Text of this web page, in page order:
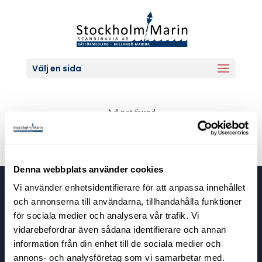
Denna webbplats använder cookies
Vi använder enhetsidentifierare för att anpassa innehållet
och annonserna till användarna, tillhandahålla funktioner
för sociala medier och analysera vår trafik. Vi
vidarebefordrar även sådana identifierare och annan
information från din enhet till de sociala medier och
annons- och analysföretag som vi samarbetar med.
Välj en sida
Ad not found
Stockholm Marin Scandinavia
Bullandövägen 30
139 56 Värmdö